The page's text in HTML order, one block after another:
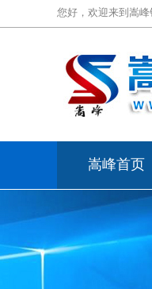
您好，欢迎来到嵩
嵩峰首页